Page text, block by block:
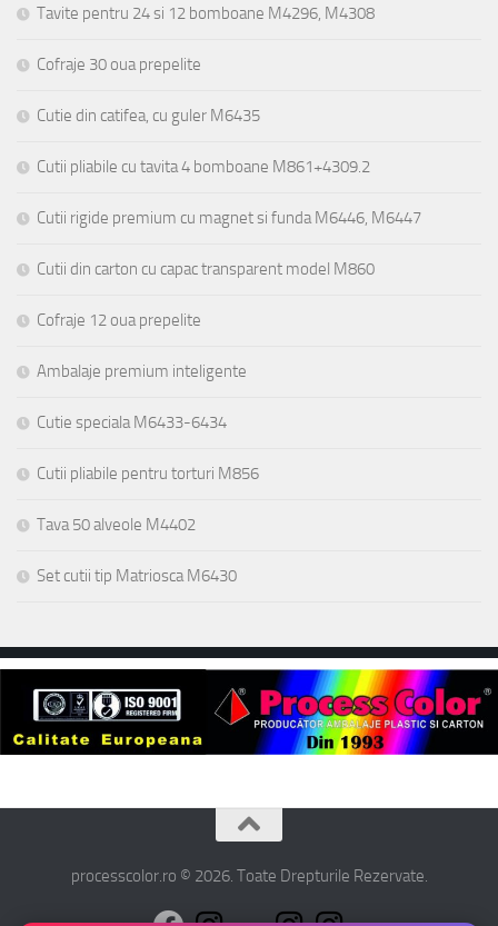
Tavite pentru 24 si 12 bomboane M4296, M4308
Cofraje 30 oua prepelite
Cutie din catifea, cu guler M6435
Cutii pliabile cu tavita 4 bomboane M861+4309.2
Cutii rigide premium cu magnet si funda M6446, M6447
Cutii din carton cu capac transparent model M860
Cofraje 12 oua prepelite
Ambalaje premium inteligente
Cutie speciala M6433-6434
Cutii pliabile pentru torturi M856
Tava 50 alveole M4402
Set cutii tip Matriosca M6430
processcolor.ro © 2026. Toate Drepturile Rezervate.